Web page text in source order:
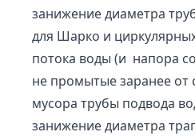
занижение диаметра
для Шарко и
потока воды (и напора
не промытые заранее от
мусора трубы подвода
занижение диаметра